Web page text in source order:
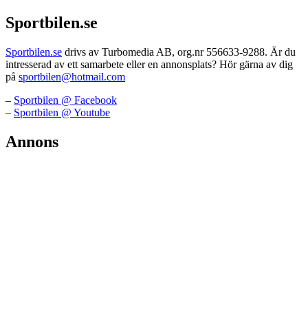
Sportbilen.se
Sportbilen.se drivs av Turbomedia AB, org.nr 556633-9288. Är du
intresserad av ett samarbete eller en annonsplats? Hör gärna av dig
på sportbilen@hotmail.com
– Sportbilen @ Facebook
– Sportbilen @ Youtube
Annons